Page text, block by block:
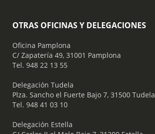
OTRAS OFICINAS Y DELEGACIONES
Oficina Pamplona
C/ Zapatería 49, 31001 Pamplona
Tel. 948 22 13 55
​ Delegación Tudela
Plza. Sancho el Fuerte Bajo 7, 31500 Tudela
Tel. 948 41 03 10
​ Delegación Estella